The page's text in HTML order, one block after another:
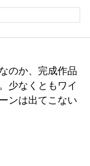
のか、完成作品
少なくともワイ
ンは出てこない